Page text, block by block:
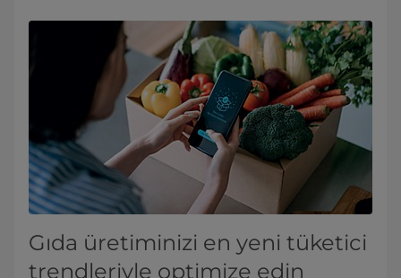
Gıda üretiminizi en yeni tüketici
trendleriyle optimize edin